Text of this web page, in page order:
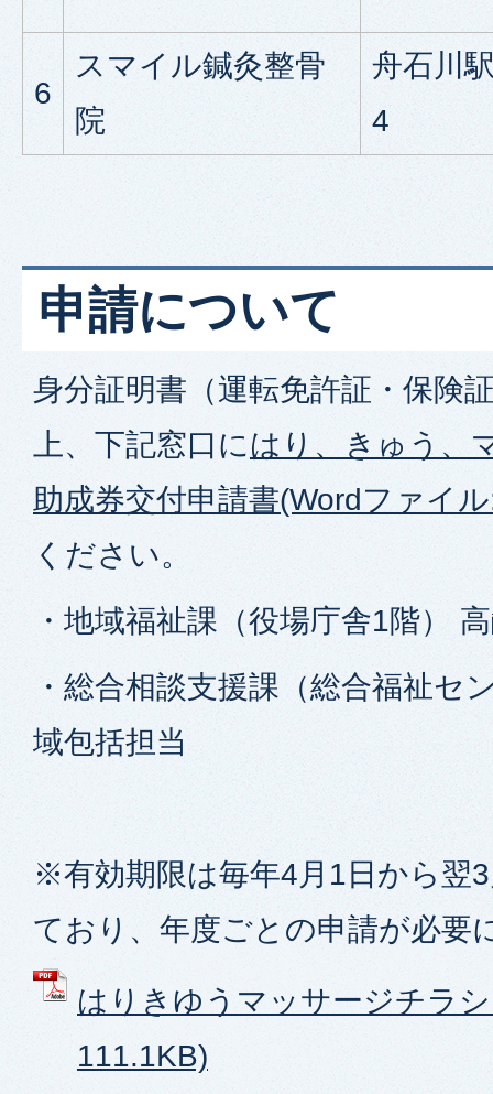
6
スマイル鍼灸整骨
院
舟石川
4
申請について
身分証明書（運転免許証・保険
上、下記窓口にはり、きゅう、
助成券交付申請書(Wordファイ
ください。
・地域福祉課（役場庁舎1階）
・総合相談支援課（総合福祉セ
域包括担当
※有効期限は毎年4月1日から翌
ており、年度ごとの申請が必要
はりきゆうマッサージチラ
111.1KB)